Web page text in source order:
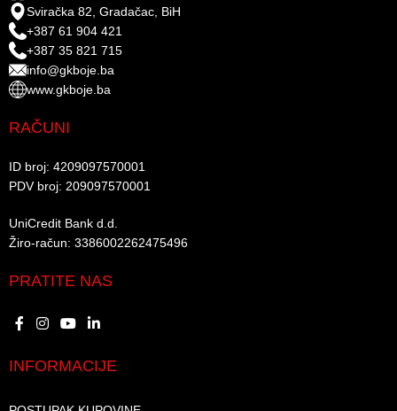
Sviračka 82, Gradačac, BiH
+387 61 904 421
+387 35 821 715
info@gkboje.ba
www.gkboje.ba
RAČUNI
ID broj: 4209097570001​
PDV broj: 209097570001 ​
UniCredit Bank d.d.​
Žiro-račun: 3386002262475496​​
PRATITE NAS
INFORMACIJE